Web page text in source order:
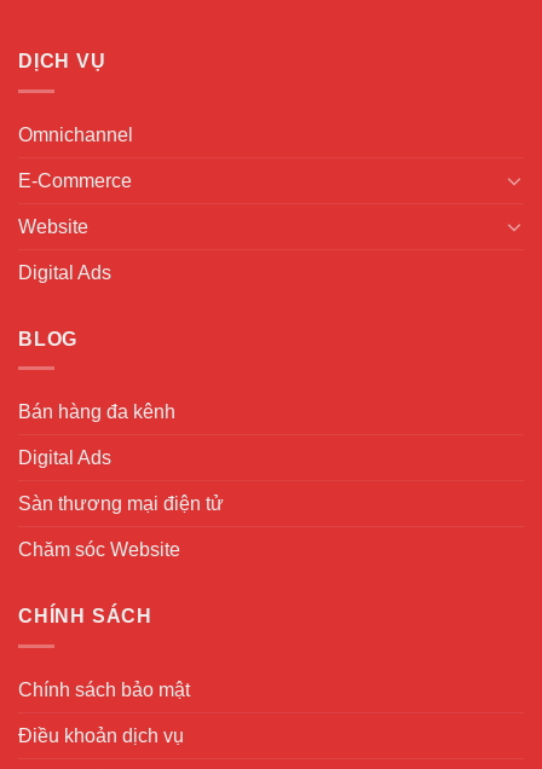
DỊCH VỤ
Omnichannel
E-Commerce
Website
Digital Ads
BLOG
Bán hàng đa kênh
Digital Ads
Sàn thương mại điện tử
Chăm sóc Website
CHÍNH SÁCH
Chính sách bảo mật
Điều khoản dịch vụ